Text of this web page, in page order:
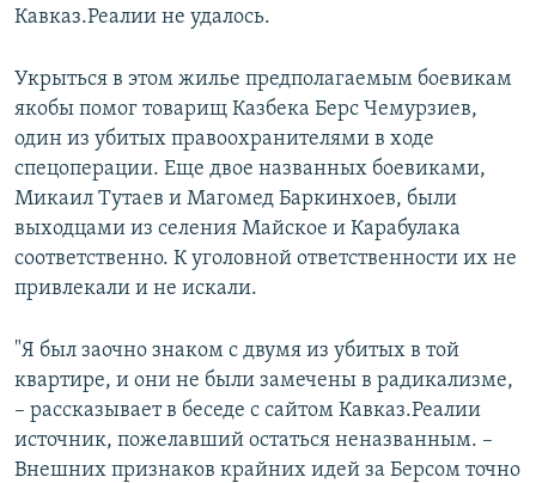
Кавказ.Реалии не удалось.
Укрыться в этом жилье предполагаемым боевикам
якобы помог товарищ Казбека Берс Чемурзиев,
один из убитых правоохранителями в ходе
спецоперации. Еще двое названных боевиками,
Микаил Тутаев и Магомед Баркинхоев, были
выходцами из селения Майское и Карабулака
соответственно. К уголовной ответственности их не
привлекали и не искали.
"Я был заочно знаком с двумя из убитых в той
квартире, и они не были замечены в радикализме,
– рассказывает в беседе с сайтом Кавказ.Реалии
источник, пожелавший остаться неназванным. –
Внешних признаков крайних идей за Берсом точно